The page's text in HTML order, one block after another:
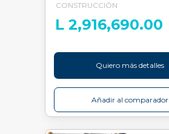
CONSTRUCCIÓN
L 2,916,690.00
Quiero más detalles
Añadir al comparador